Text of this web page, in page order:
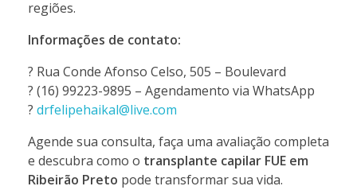
regiões.
Informações de contato:
? Rua Conde Afonso Celso, 505 – Boulevard
? (16) 99223-9895 – Agendamento via WhatsApp
? drfelipehaikal@live.com
Agende sua consulta, faça uma avaliação completa
e descubra como o transplante capilar FUE em
Ribeirão Preto pode transformar sua vida.